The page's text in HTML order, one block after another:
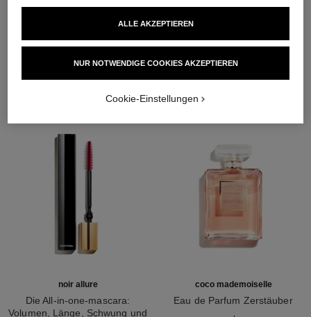
noir allure
Die All-in-one-mascara:
Volumen, Länge, Schwung und
coco mademoiselle
Eau de Parfum Zerstäuber
NUR NOTWENDIGE COOKIES AKZEPTIEREN
ALLE AKZEPTIEREN
Cookie-Einstellungen